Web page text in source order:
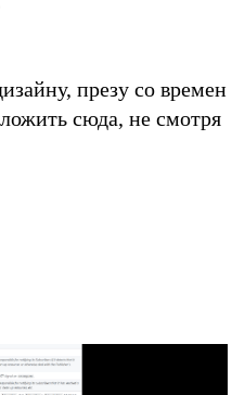
презу со времен
сюда, не смотря